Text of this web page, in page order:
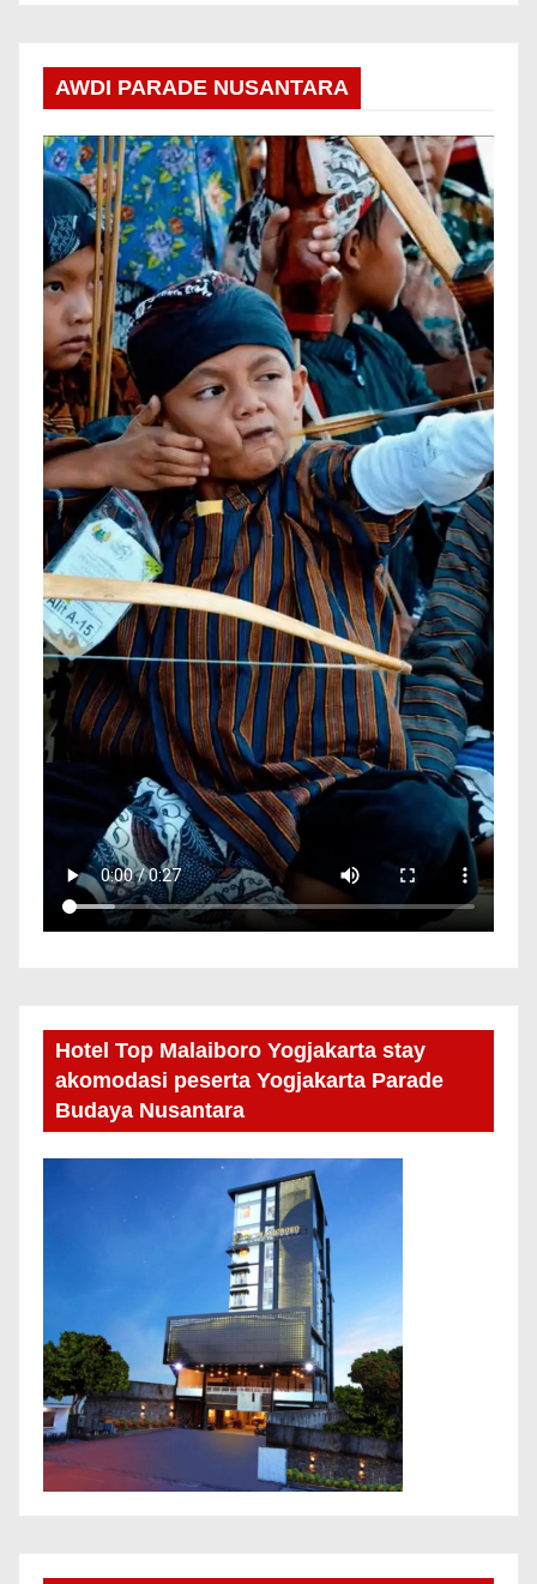
AWDI PARADE NUSANTARA
Hotel Top Malaiboro Yogjakarta stay
akomodasi peserta Yogjakarta Parade
Budaya Nusantara